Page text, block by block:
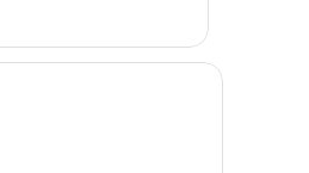
Skiing and Hiking